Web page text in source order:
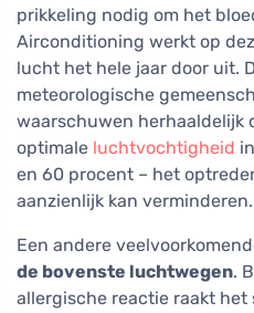
prikkeling nodig om het
Airconditioning werkt op
lucht het hele jaar door uit.
meteorologische
waarschuwen herhaaldelijk
optimale luchtvochtigheid
en 60 procent – het
aanzienlijk kan verminderen.
Een andere
de bovenste luchtwegen.
allergische reactie raakt